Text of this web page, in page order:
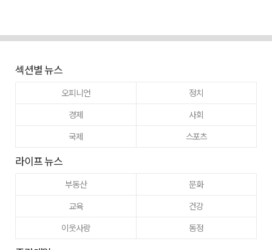
섹션별 뉴스
오피니언
정치
경제
사회
국제
스포츠
라이프 뉴스
부동산
문화
교육
건강
이웃사랑
동정